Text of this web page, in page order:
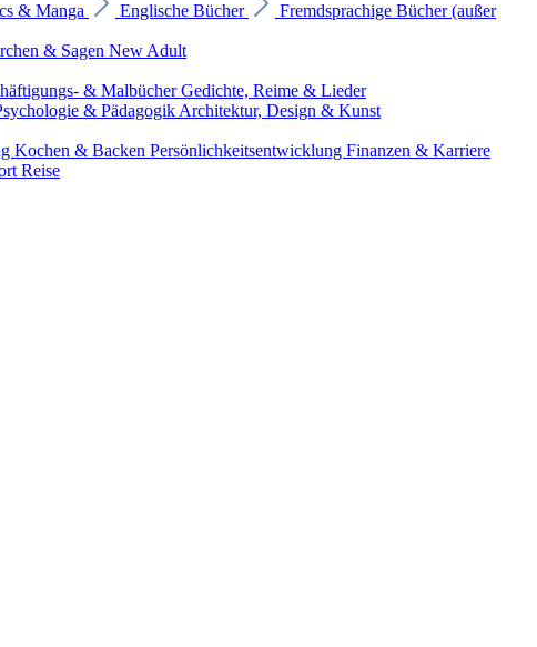
& Manga Englische Bücher
Fremdsprachige Bücher (außer
& Sagen New Adult
& MalbücherGedichte, Reime & Lieder
& Pädagogik Architektur, Design & Kunst
Kochen & Backen Persönlichkeitsentwicklung Finanzen & Karriere
Reise